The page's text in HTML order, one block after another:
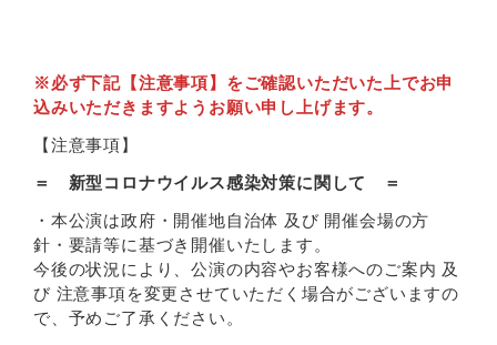
※必ず下記【注意事項】をご確認いただいた上でお申
込みいただきますようお願い申し上げます。
【注意事項】
＝ 新型コロナウイルス感染対策に関して ＝
・本公演は政府・開催地自治体 及び 開催会場の方
針・要請等に基づき開催いたします。
今後の状況により、公演の内容やお客様へのご案内 及
び 注意事項を変更させていただく場合がございますの
で、予めご了承ください。